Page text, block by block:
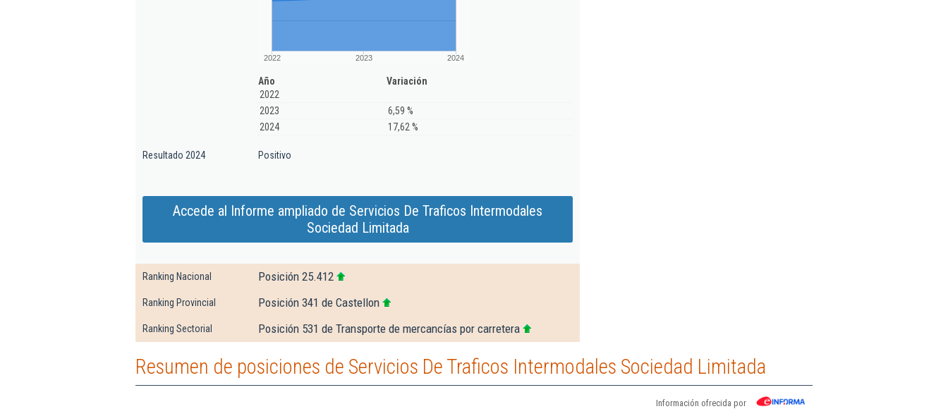
2022 2023 2024
Año
Variación
2022
2023
6,59 %
2024
17,62 %
Resultado 2024 Positivo
Accede al Informe ampliado de Servicios De Traficos Intermodales
Sociedad Limitada
Ranking Nacional Posición 25.412
Ranking Provincial Posición 341 de Castellon
Ranking Sectorial Posición 531 de Transporte de mercancías por carretera
Resumen de posiciones de Servicios De Traficos Intermodales Sociedad Limitada
Información ofrecida por